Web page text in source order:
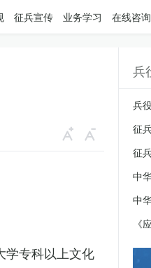
征兵宣传 业务学习 在线咨询
学专科以上文化
兵
兵
征
征
中
中
《